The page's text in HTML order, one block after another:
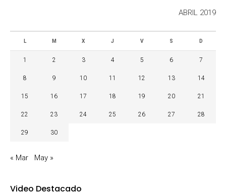
ABRIL 2019
L M X J V S D
1 2 3 4 5 6 7
8 9 10 11 12 13 14
15 16 17 18 19 20 21
22 23 24 25 26 27 28
29 30
« Mar May »
Video Destacado